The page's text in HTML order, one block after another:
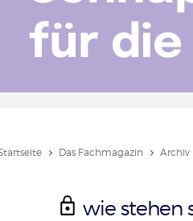
Das Fachmagazin Archiv
wie stehen